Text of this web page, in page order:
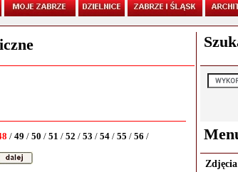
/ 49 / 50 / 51 / 52 / 53 / 54 / 55 / 56 /